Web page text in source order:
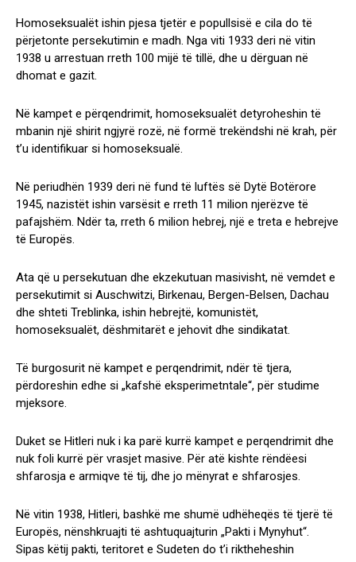
Homoseksualët ishin pjesa tjetër e popullsisë e cila do të
përjetonte persekutimin e madh. Nga viti 1933 deri në vitin
1938 u arrestuan rreth 100 mijë të tillë, dhe u dërguan në
dhomat e gazit.
Në kampet e përqendrimit, homoseksualët detyroheshin të
mbanin një shirit ngjyrë rozë, në formë trekëndshi në krah, për
t’u identifikuar si homoseksualë.
Në periudhën 1939 deri në fund të luftës së Dytë Botërore
1945, nazistët ishin varsësit e rreth 11 milion njerëzve të
pafajshëm. Ndër ta, rreth 6 milion hebrej, një e treta e hebrejve
të Europës.
Ata që u persekutuan dhe ekzekutuan masivisht, në vemdet e
persekutimit si Auschwitzi, Birkenau, Bergen-Belsen, Dachau
dhe shteti Treblinka, ishin hebrejtë, komunistët,
homoseksualët, dëshmitarët e jehovit dhe sindikatat.
Të burgosurit në kampet e perqendrimit, ndër të tjera,
përdoreshin edhe si „kafshë eksperimetntale“, për studime
mjeksore.
Duket se Hitleri nuk i ka parë kurrë kampet e perqendrimit dhe
nuk foli kurrë për vrasjet masive. Për atë kishte rëndëesi
shfarosja e armiqve të tij, dhe jo mënyrat e shfarosjes.
Në vitin 1938, Hitleri, bashkë me shumë udhëheqës të tjerë të
Europës, nënshkruajti të ashtuquajturin „Pakti i Mynyhut“.
Sipas këtij pakti, teritoret e Sudeten do t’i riktheheshin